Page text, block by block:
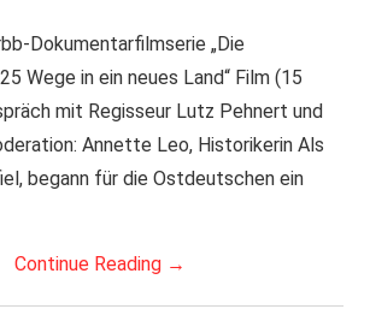
Dokumentarfilmserie „Die
Wege in ein neues Land“ Film (15
mit Regisseur Lutz Pehnert und
Annette Leo, Historikerin Als
begann für die Ostdeutschen ein
Continue Reading →